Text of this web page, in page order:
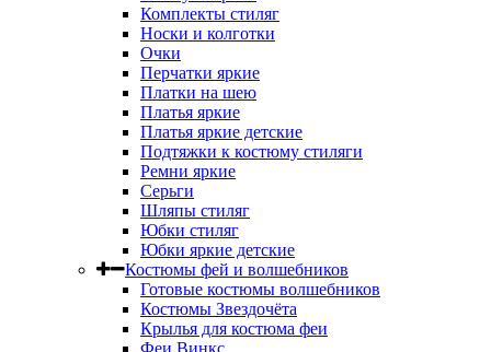
Комплекты стиляг
Носки и колготки
Очки
Перчатки яркие
Платки на шею
Платья яркие
Платья яркие детские
Подтяжки к костюму стиляги
Ремни яркие
Серьги
Шляпы стиляг
Юбки стиляг
Юбки яркие детские
Костюмы фей и волшебников
Готовые костюмы волшебников
Костюмы Звездочёта
Крылья для костюма феи
Феи Винкс